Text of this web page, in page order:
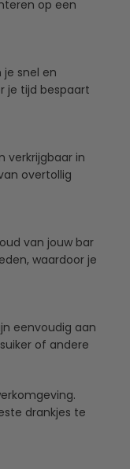
op een
je snel en
je tijd bespaart
verkrijgbaar in
overtollig
van jouw bar
waardoor je
eenvoudig aan
of andere
drankjes te